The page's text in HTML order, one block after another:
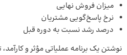
میزان فروش نهایی
نرخ پاسخ‌گویی مشتریان
درصد رشد نسبت به دوره قبل
نوشتن یک برنامه عملیاتی مؤثر و